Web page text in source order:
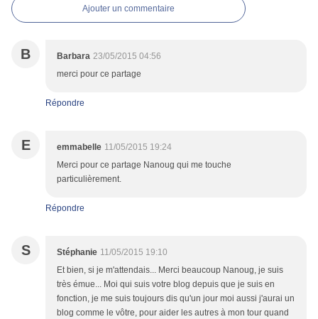
Ajouter un commentaire
B Barbara 23/05/2015 04:56
merci pour ce partage
Répondre
E emmabelle 11/05/2015 19:24
Merci pour ce partage Nanoug qui me touche
particulièrement.
Répondre
S Stéphanie 11/05/2015 19:10
Et bien, si je m'attendais... Merci beaucoup Nanoug, je suis
très émue... Moi qui suis votre blog depuis que je suis en
fonction, je me suis toujours dis qu'un jour moi aussi j'aurai un
blog comme le vôtre, pour aider les autres à mon tour quand